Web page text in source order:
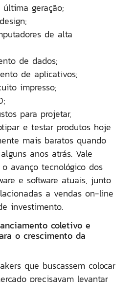
última geração;
de alta
de dados;
de aplicativos;
impresso;
para projetar,
e testar produtos hoje
mais baratos quando
anos atrás. Vale
avanço tecnológico dos
e software atuais, junto
a vendas on-line
investimento.
coletivo e
o crescimento da
que buscassem colocar
precisavam levantar